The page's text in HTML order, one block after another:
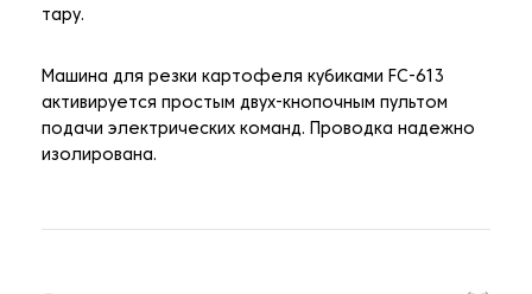
тару.
Машина для резки картофеля кубиками FC-613
активируется простым двух-кнопочным пультом
подачи электрических команд. Проводка надежно
изолирована.